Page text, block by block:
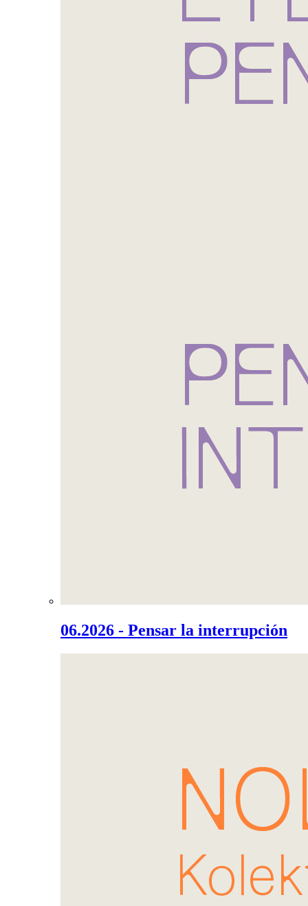
06.2026 - Pensar la interrupción